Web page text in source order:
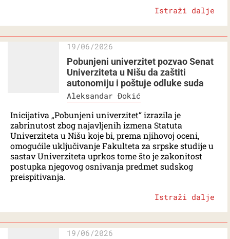
Istraži dalje
19/06/2026
Pobunjeni univerzitet pozvao Senat
Univerziteta u Nišu da zaštiti
autonomiju i poštuje odluke suda
Aleksandar Đokić
Inicijativa „Pobunjeni univerzitet“ izrazila je
zabrinutost zbog najavljenih izmena Statuta
Univerziteta u Nišu koje bi, prema njihovoj oceni,
omogućile uključivanje Fakulteta za srpske studije u
sastav Univerziteta uprkos tome što je zakonitost
postupka njegovog osnivanja predmet sudskog
preispitivanja.
Istraži dalje
19/06/2026